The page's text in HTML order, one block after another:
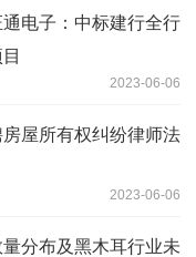
通电子：中标建行全行
2023-06-06
房屋所有权纠纷律师法
2023-06-06
分布及黑木耳行业未